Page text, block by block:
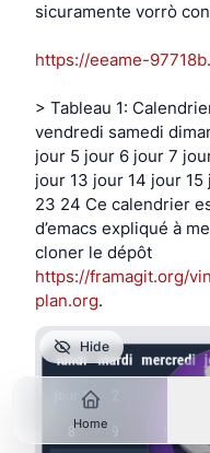
sicuramente vorrò
https://eeame-
> Tableau 1:
vendredi samedi
jour 5 jour 6 jour 7
jour 13 jour 14 jour 15
23 24 Ce calendrier
d’emacs expliqué à
cloner le dépôt
https://framagit.org/
plan.org.
Hide
Home